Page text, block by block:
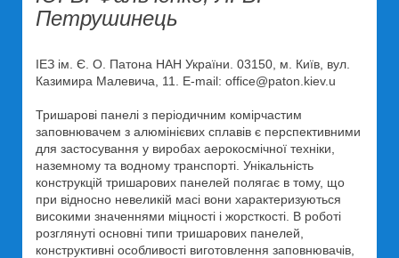
Петрушинець
ІЕЗ ім. Є. О. Патона НАН України. 03150, м. Київ, вул.
Казимира Малевича, 11. E-mail: office@paton.kiev.u
Тришарові панелі з періодичним комірчастим
заповнювачем з алюмінієвих сплавів є перспективними
для застосування у виробах аерокосмічної техніки,
наземному та водному транспорті. Унікальність
конструкцій тришарових панелей полягає в тому, що
при відносно невеликій масі вони характеризуються
високими значеннями міцності і жорсткості. В роботі
розглянуті основні типи тришарових панелей,
конструктивні особливості виготовлення заповнювачів,